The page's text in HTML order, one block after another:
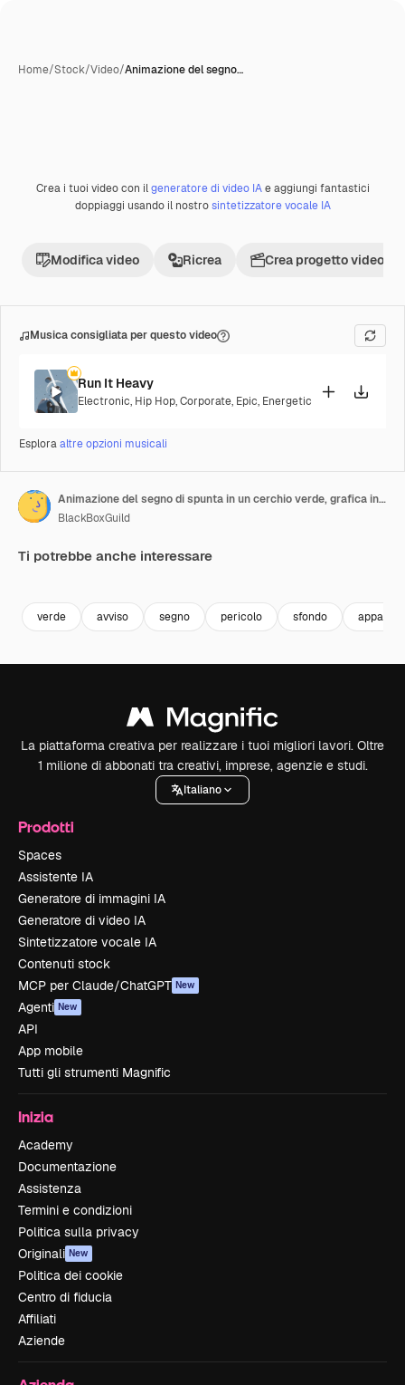
Home/Stock/Video/Animazione del segno…
Premium
Crea i tuoi video con ilgeneratore di video IAe aggiungi fantastici
doppiaggi usando il nostrosintetizzatore vocale IA
Modifica video Ricrea Crea progetto video
Musica consigliata per questo video
Run It Heavy
Electronic, Hip Hop,Corporate, Epic, Energetic
Esploraaltre opzioni musicali
Animazione del segno di spunta in un cerchio verde, grafica in movimento su sfondo bianco
BlackBoxGuild
Ti potrebbe anche interessare
verde avviso segno pericolo sfondo
La piattaforma creativa per realizzare i tuoi migliori lavori. Oltre
1 milione di abbonati tra creativi, imprese, agenzie e studi.
Italiano
Prodotti
Spaces
Assistente IA
Generatore di immagini IA
Generatore di video IA
Sintetizzatore vocale IA
Contenuti stock
MCP per Claude/ChatGPT New
Agenti New
API
App mobile
Tutti gli strumenti Magnific
Inizia
Academy
Documentazione
Assistenza
Termini e condizioni
Politica sulla privacy
Originali New
Politica dei cookie
Centro di fiducia
Affiliati
Aziende